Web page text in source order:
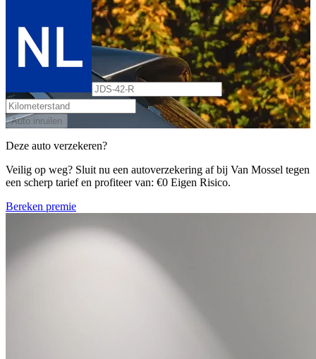
Auto inruilen
Deze auto verzekeren?
Veilig op weg? Sluit nu een autoverzekering af bij Van Mossel tegen
een scherp tarief en profiteer van: €0 Eigen Risico.
Bereken premie